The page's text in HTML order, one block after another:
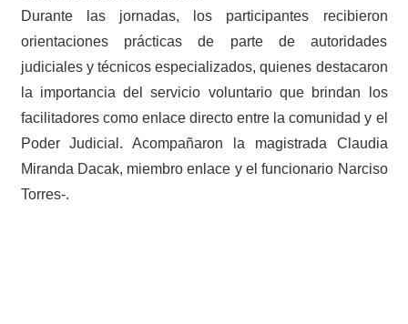
Durante las jornadas, los participantes recibieron
orientaciones prácticas de parte de autoridades
judiciales y técnicos especializados, quienes destacaron
la importancia del servicio voluntario que brindan los
facilitadores como enlace directo entre la comunidad y el
Poder Judicial. Acompañaron la magistrada Claudia
Miranda Dacak, miembro enlace y el funcionario Narciso
Torres-.